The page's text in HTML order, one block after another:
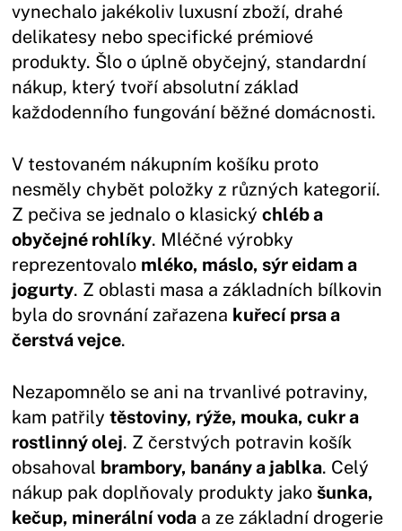
vynechalo jakékoliv luxusní zboží, drahé
delikatesy nebo specifické prémiové
produkty. Šlo o úplně obyčejný, standardní
nákup, který tvoří absolutní základ
každodenního fungování běžné domácnosti.
V testovaném nákupním košíku proto
nesměly chybět položky z různých kategorií.
Z pečiva se jednalo o klasickýchléb a
obyčejné rohlíky. Mléčné výrobky
reprezentovalo mléko, máslo, sýr eidam a
jogurty. Z oblasti masa a základních bílkovin
byla do srovnání zařazena kuřecí prsa a
čerstvá vejce.
Nezapomnělo se ani na trvanlivé potraviny,
kam patřilytěstoviny, rýže, mouka, cukr a
rostlinný olej. Z čerstvých potravin košík
obsahoval brambory, banány a jablka. Celý
nákup pak doplňovaly produkty jakošunka,
kečup, minerální voda a ze základní drogerie